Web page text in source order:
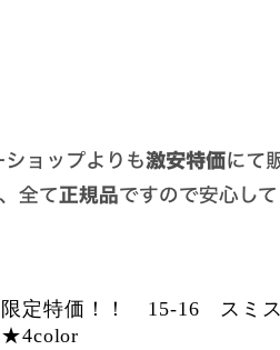
限定特価！！ 15-16 スミ
★4color